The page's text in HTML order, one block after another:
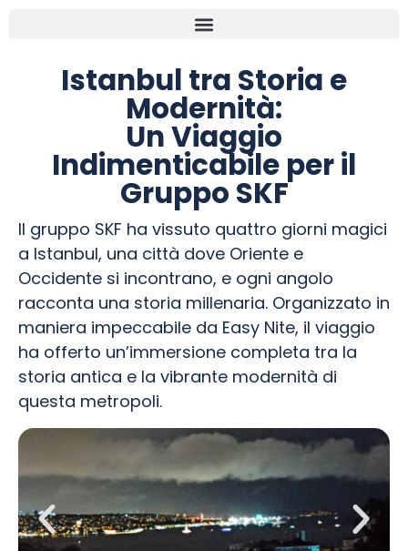
Istanbul tra Storia e
Modernità:
Un Viaggio
Indimenticabile per il
Gruppo SKF
Il gruppo SKF ha vissuto quattro giorni magici
a Istanbul, una città dove Oriente e
Occidente si incontrano, e ogni angolo
racconta una storia millenaria. Organizzato in
maniera impeccabile da Easy Nite, il viaggio
ha offerto un’immersione completa tra la
storia antica e la vibrante modernità di
questa metropoli.